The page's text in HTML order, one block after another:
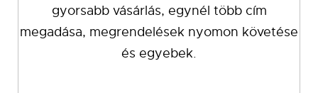
gyorsabb vásárlás, egynél több cím
megadása, megrendelések nyomon követése
és egyebek.